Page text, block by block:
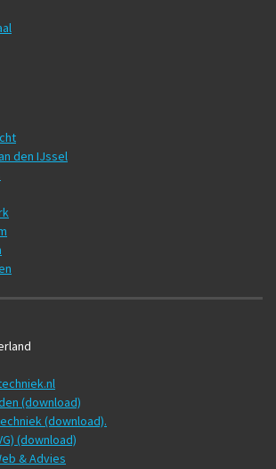
den IJssel
(download)
(download).
(download)
& Advies